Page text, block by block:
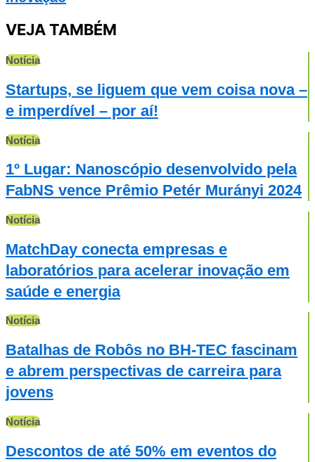
VEJA TAMBÉM
Notícia
Startups, se liguem que vem coisa nova –
e imperdível – por aí!
Notícia
1º Lugar: Nanoscópio desenvolvido pela
FabNS vence Prêmio Petér Murányi 2024
Notícia
MatchDay conecta empresas e
laboratórios para acelerar inovação em
saúde e energia
Notícia
Batalhas de Robôs no BH-TEC fascinam
e abrem perspectivas de carreira para
jovens
Notícia
Descontos de até 50% em eventos do